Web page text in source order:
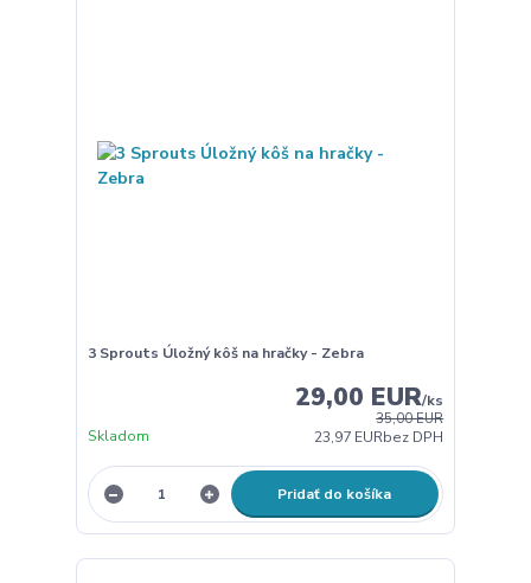
3 Sprouts Úložný kôš na hračky - Zebra
35,00 EUR
29,00 EUR/ks
23,97 EURbez DPH
Skladom
Pridať do košíka